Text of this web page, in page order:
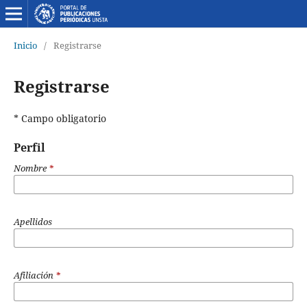
Inicio / Registrarse
Registrarse
* Campo obligatorio
Perfil
Nombre*
Apellidos
Afiliación *